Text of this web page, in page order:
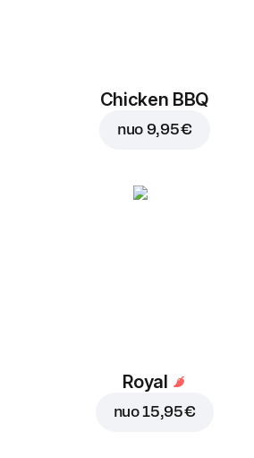
Chicken BBQ
nuo 9,95 €
Royal
nuo15,95 €